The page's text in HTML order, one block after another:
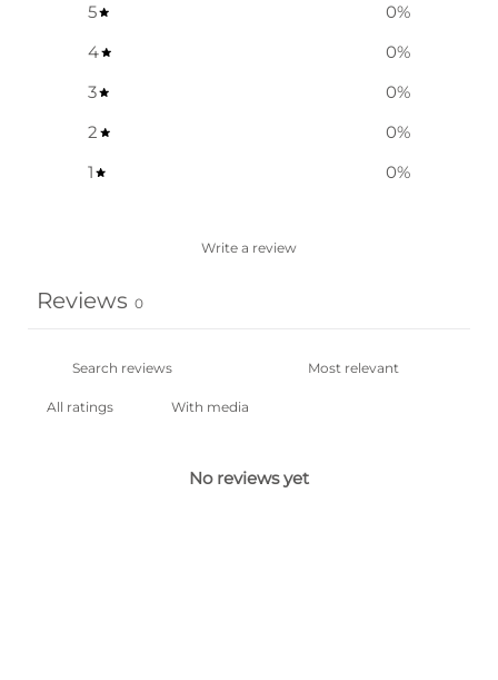
5 0%
4
0%
3
0%
2
0%
1
0%
Write a review
Reviews 0
With media
No reviews yet